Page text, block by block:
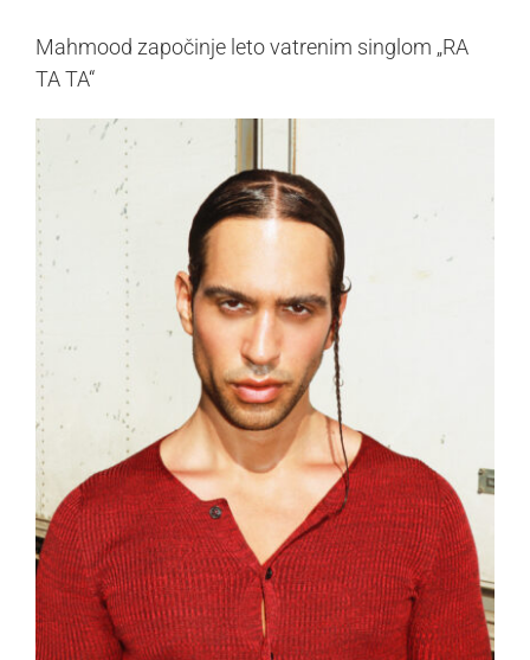
Mahmood započinje leto vatrenim singlom „RA
TA TA“